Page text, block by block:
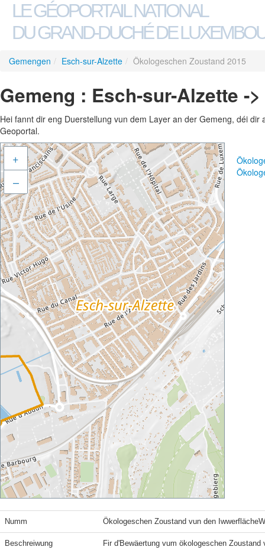
LE GÉOPORTAIL NATIONAL
DU GRAND-DUCHÉ DE
Gemengen / Esch-sur-Alzette / Ökologeschen Zoustand 2015
Gemeng : Esch-sur-Alzette -
Hei fannt dir eng Duerstellung vun dem Layer an der Gemeng, déi
Geoportal.
+
–
Numm Ökologeschen Zoustand vun den
Beschreiwung
Fir d'Bewäertung vum ökologeschen